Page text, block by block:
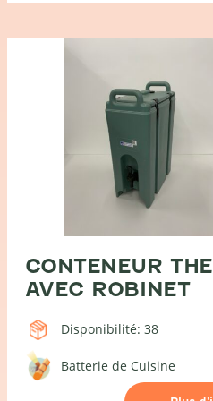
CONTENEUR
AVEC ROBINET
Disponibilité: 38
Batterie de Cuisine